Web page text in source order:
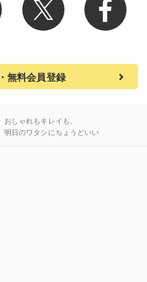
無料会員登録
おしゃれもキレイも、
明日のワタシにちょうどいい